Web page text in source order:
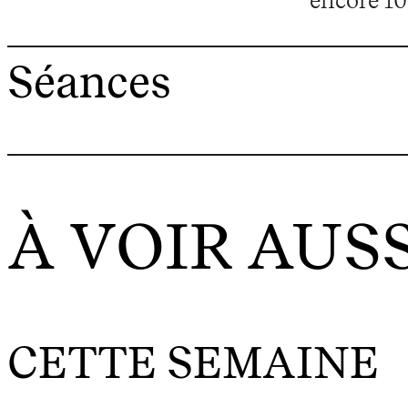
Séances
À VOIR
CETTE SEMAINE